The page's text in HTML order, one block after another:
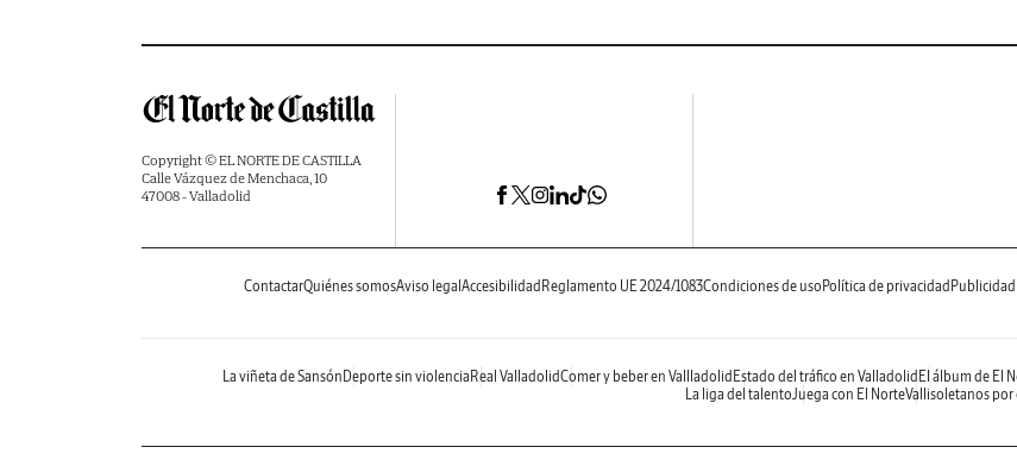
Copyright © EL NORTE DE CASTILLA
Calle Vázquez de Menchaca, 10
47008 - Valladolid
ContactarQuiénes somosAviso legal Accesibilidad Reglamento UE 2024/1083Condiciones de uso Política de privacidad Publicidad
La viñeta de Sansón Deporte sin violencia Real ValladolidComer y beber en Vallladolid Estado del tráfico en Valladolid El álbum de El
La liga del talentoJuega con El NorteVallisoletanos por